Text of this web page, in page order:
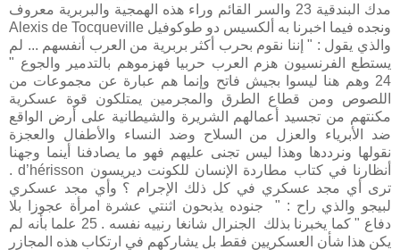
مدك البندقية 23 والسر القائم وراء هذه الهمجية والبربرية معروف
ونجده فيما اخبرنا به ألكسيس دو طوكوفيل Alexis de Tocqueville
والذي يقول : " إننا نقوم بحرب أكثر بربرية من العرب أنفسهم ... لم
يستطع الفرنسيون هزم العرب حربيا فهزموهم بالتدمير والجوع "
24 وهم هنا ليسوا بجيش فاتح وإنما هم عبارة عن مجموعات من
اللصوص ومن قطاع الطرق والمجرمين يمتلكون قوة عسكرية
مكنتهم من تجسيد أعمالهم الشريرة والشيطانية على أرض الواقع
ضد الأبرياء والعزل من السلاح وضد النساء والأطفال والعجزة
نقولها ونرددها وهذا ليس تجنى عليهم فهو ما يصادفنا أينما وجهنا
أنظارنا في كتاب مطاردة الإنسان للكونت ديريسون d’hérisson .
ترى أي مجد عسكري في كل ذلك الإجرام ؟ وأي مجد عسكري
لبيجو والذي راح : " جنوده يذبحون اثنتي عشرة امرأة عجوزا بلا
دفاع " كما يخبرنا بذلك الجنرال شانغا رنييه نفسه . 25 علما بأنه لم
يكن هذا شأن العسكريين فقط بل يشاركهم في ارتكاب هذه المجازر